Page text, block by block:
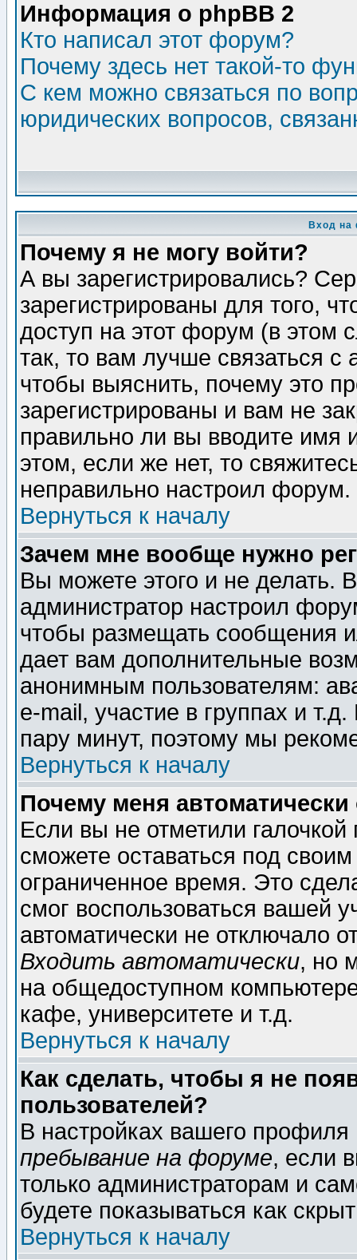
Информация о phpBB 2
Кто написал этот форум?
Почему здесь нет такой-то
С кем можно связаться по
юридических вопросов,
Вход на
Почему я не могу войти?
А вы зарегистрировались?
зарегистрированы для того,
доступ на этот форум (в этом
так, то вам лучше связаться
чтобы выяснить, почему это
зарегистрированы и вам не
правильно ли вы вводите
этом, если же нет, то
неправильно настроил форум.
Вернуться к началу
Зачем мне вообще нужно
Вы можете этого и не делать.
администратор настроил
чтобы размещать сообщения
дает вам дополнительные
анонимным пользователям:
e-mail, участие в группах и
пару минут, поэтому мы
Вернуться к началу
Почему меня автоматически
Если вы не отметили галочкой
сможете оставаться под
ограниченное время. Это
смог воспользоваться вашей
автоматически не отключало
Входить автоматически, но
на общедоступном
кафе, университете и т.д.
Вернуться к началу
Как сделать, чтобы я не
пользователей?
В настройках вашего
пребывание на форуме, если
только администраторам и
будете показываться как
Вернуться к началу